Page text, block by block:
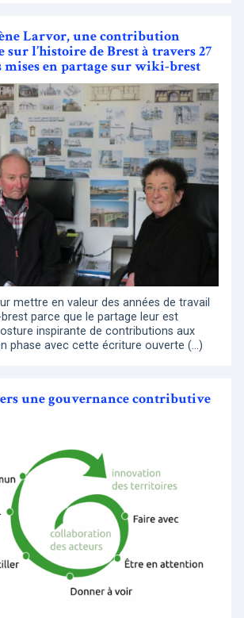
Larvor, une contribution
l’histoire de Brest à travers 27
en partage sur wiki-brest
mettre en valeur des années de travail
parce que le partage leur est
inspirante de contributions aux
phase avec cette écriture ouverte (…)
une gouvernance contributive